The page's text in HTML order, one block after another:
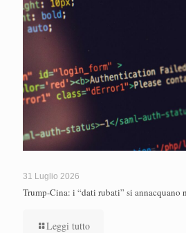
31 Luglio 2026
Trump-Cina: i “dati rubati” si annacquano
Leggi tutto